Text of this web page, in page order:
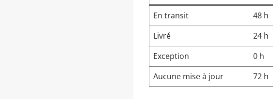
En transit
48 h
Livré
24 h
Exception
0 h
Aucune mise à jour
72 h